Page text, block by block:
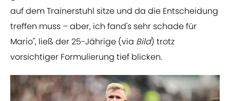
auf dem Trainerstuhl sitze und da die Entscheidung
treffen muss – aber, ich fand's sehr schade für
Mario", ließ der 25-Jährige (via Bild) trotz
vorsichtiger Formulierung tief blicken.